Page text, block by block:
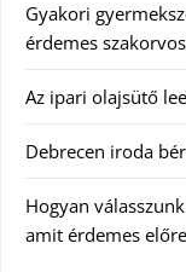
Gyakori
érdemes
Az ipari olajsütő
Debrecen iroda
Hogyan
amit érdemes